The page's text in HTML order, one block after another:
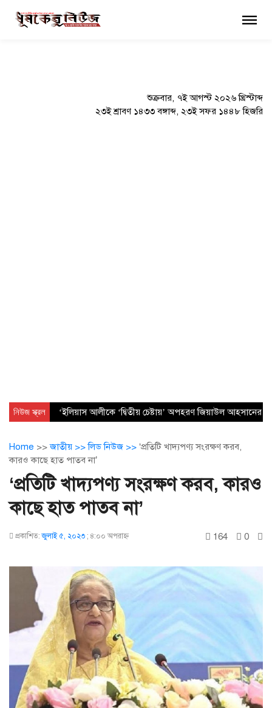
শুক্রবার, ৭ই আগস্ট ২০২৬ খ্রিস্টাব্দ
২৩ই শ্রাবণ ১৪৩৩ বঙ্গাব্দ, ২৩ই সফর ১৪৪৮ হিজরি
×
নিউজ স্ক্রল ‘ইলিয়াস আলীকে ‘দ্বিতীয় চেষ্টায়’ অপহরণ জিয়াউল আহসানের
Home >>জাতীয় >>লিড নিউজ >> ‘প্রতিটি খাদ্যপণ্য সংরক্ষণ করব,
কারও কাছে হাত পাতব না’
‘প্রতিটি খাদ্যপণ্য সংরক্ষণ করব, কারও
কাছে হাত পাতব না’
প্রকাশিত:জুলাই ৫, ২০২৩ ; ৪:০০ অপরাহ্ণ 164 0